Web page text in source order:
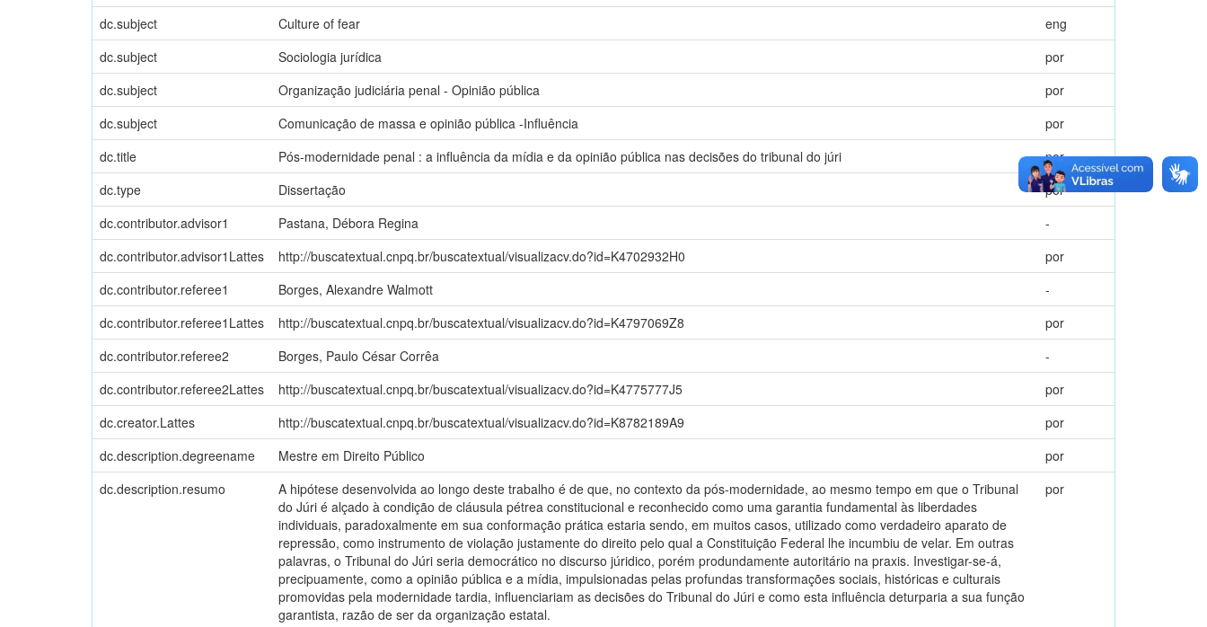
dc.subject
Culture of fear
eng
dc.subject
Sociologia jurídica
por
dc.subject
Organização judiciária penal - Opinião pública
por
dc.subject
Comunicação de massa e opinião pública -Influência
por
dc.title
Pós-modernidade penal : a influência da mídia e da opinião pública nas decisões do tribunal do júri
por
dc.type
Dissertação
por
dc.contributor.advisor1
Pastana, Débora Regina
-
dc.contributor.advisor1Lattes
http://buscatextual.cnpq.br/buscatextual/visualizacv.do?id=K4702932H0
por
dc.contributor.referee1
Borges, Alexandre Walmott
-
dc.contributor.referee1Lattes
http://buscatextual.cnpq.br/buscatextual/visualizacv.do?id=K4797069Z8
por
dc.contributor.referee2
Borges, Paulo César Corrêa
-
dc.contributor.referee2Lattes
http://buscatextual.cnpq.br/buscatextual/visualizacv.do?id=K4775777J5
por
dc.creator.Lattes
http://buscatextual.cnpq.br/buscatextual/visualizacv.do?id=K8782189A9
por
dc.description.degreename
Mestre em Direito Público
por
dc.description.resumo
A hipótese desenvolvida ao longo deste trabalho é de que, no contexto da pós-modernidade, ao mesmo tempo em que o Tribunal
do Júri é alçado à condição de cláusula pétrea constitucional e reconhecido como uma garantia fundamental às liberdades
individuais, paradoxalmente em sua conformação prática estaria sendo, em muitos casos, utilizado como verdadeiro aparato de
repressão, como instrumento de violação justamente do direito pelo qual a Constituição Federal lhe incumbiu de velar. Em outras
palavras, o Tribunal do Júri seria democrático no discurso júridico, porém produndamente autoritário na praxis. Investigar-se-á,
precipuamente, como a opinião pública e a mídia, impulsionadas pelas profundas transformações sociais, históricas e culturais
promovidas pela modernidade tardia, influenciariam as decisões do Tribunal do Júri e como esta influência deturparia a sua função
garantista, razão de ser da organização estatal.
por